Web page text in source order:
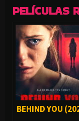
PELÍCULAS
BEHIND YOU